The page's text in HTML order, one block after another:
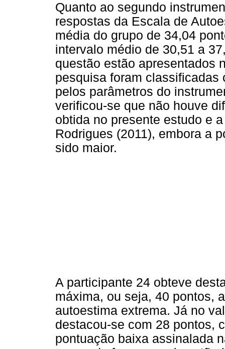
Quanto ao segundo
respostas da Escala de
média do grupo de 34,04
intervalo médio de 30,51 a
questão estão apresentados
pesquisa foram classificadas
pelos parâmetros do
verificou-se que não houve
obtida no presente estudo e
Rodrigues (2011), embora a
sido maior.
A participante 24 obteve
máxima, ou seja, 40 pontos,
autoestima extrema. Já no
destacou-se com 28 pontos,
pontuação baixa assinalada